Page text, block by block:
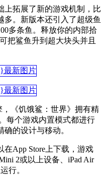
上拓展了新的游戏机制，比
。新版本还引入了超级鱼
多条鱼。释放你的内部拾
把鲨鱼升到超大块头并且
《饥饿鲨：世界》拥有精
每个游戏内置模式都进行
的设计与移动。
App Store上下载，游戏
2或以上设备、iPad Air
行。